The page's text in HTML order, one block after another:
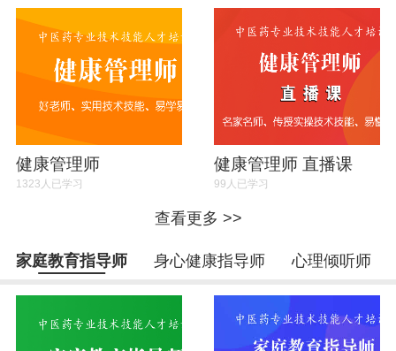
健康管理师
1323人已学习
健康管理师 直播课
99人已学习
查看更多 >>
家庭教育指导师 身心健康指导师 心理倾听师